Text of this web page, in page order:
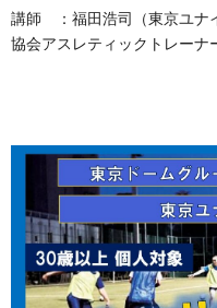
講師 ：福田浩司（東京ユナ
協会アスレティックトレーナ